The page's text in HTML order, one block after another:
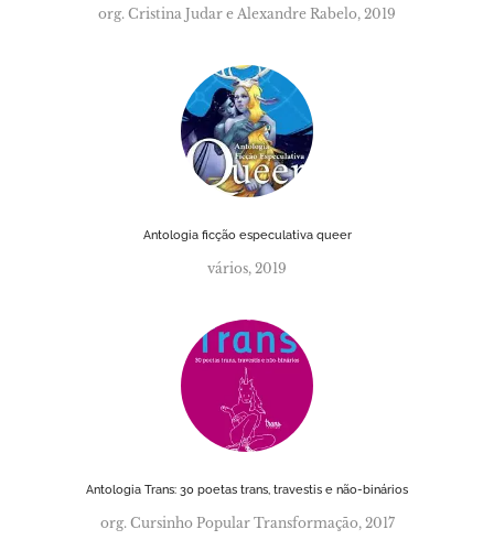
org. Cristina Judar e Alexandre Rabelo, 2019
Antologia ficção especulativa queer
vários, 2019
Antologia Trans: 30 poetas trans, travestis e não-binários
org. Cursinho Popular Transformação, 2017